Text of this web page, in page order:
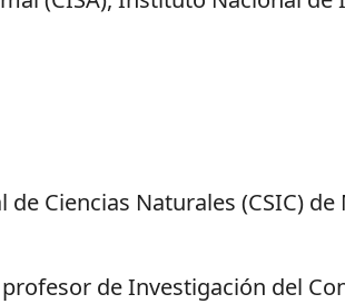
Ciencias Naturales (CSIC) de
de Investigación del